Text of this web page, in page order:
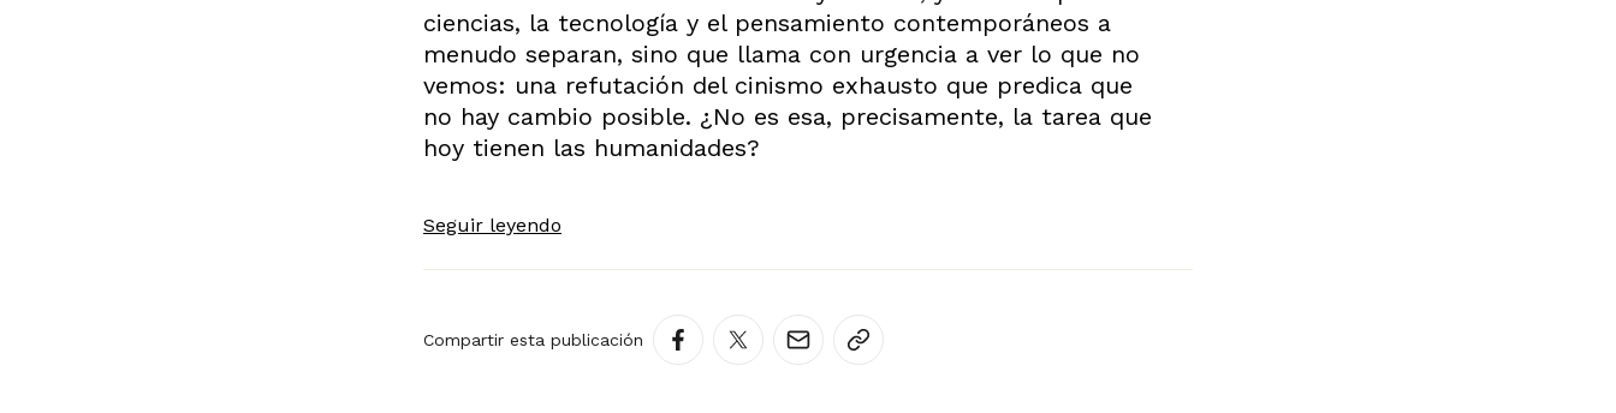
ciencias, la tecnología y el pensamiento contemporáneos a
menudo separan, sino que llama con urgencia a ver lo que no
vemos: una refutación del cinismo exhausto que predica que
no hay cambio posible. ¿No es esa, precisamente, la tarea que
hoy tienen las humanidades?
Seguir leyendo
Compartir esta publicación